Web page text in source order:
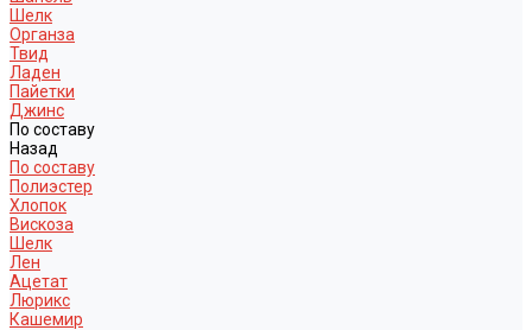
Шелк
Органза
Твид
Ладен
Пайетки
Джинс
По составу
Назад
По составу
Полиэстер
Хлопок
Вискоза
Шелк
Лен
Ацетат
Люрикс
Кашемир